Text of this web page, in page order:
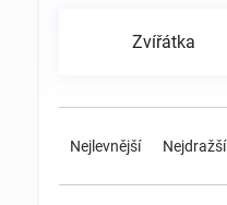
Zvířátka
e
Nejlevnější Nejdražší